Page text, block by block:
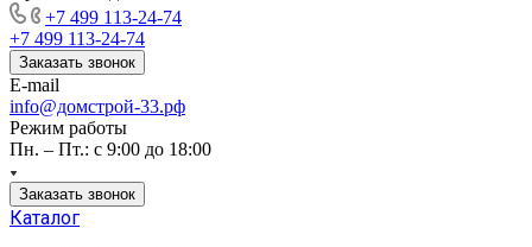
+7 499 113-24-74
+7 499 113-24-74
Заказать звонок
E-mail
info@домстрой-33.рф
Режим работы
Пн. – Пт.: с 9:00 до 18:00
Заказать звонок
Каталог